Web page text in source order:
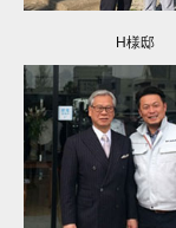
H様邸